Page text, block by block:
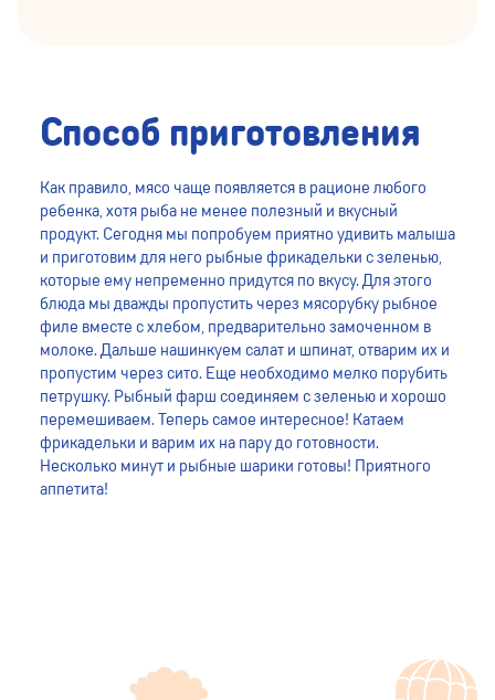
Способ приготовления
Как правило, мясо чаще появляется в рационе любого
ребенка, хотя рыба не менее полезный и вкусный
продукт. Сегодня мы попробуем приятно удивить малыша
и приготовим для него рыбные фрикадельки с зеленью,
которые ему непременно придутся по вкусу. Для этого
блюда мы дважды пропустить через мясорубку рыбное
филе вместе с хлебом, предварительно замоченном в
молоке. Дальше нашинкуем салат и шпинат, отварим их и
пропустим через сито. Еще необходимо мелко порубить
петрушку. Рыбный фарш соединяем с зеленью и хорошо
перемешиваем. Теперь самое интересное! Катаем
фрикадельки и варим их на пару до готовности.
Несколько минут и рыбные шарики готовы! Приятного
аппетита!